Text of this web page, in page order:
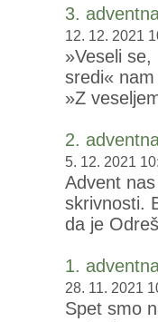
3.
12. 12. 2021
»Veseli
sredi«
»Z
2.
5. 12. 2021
Advent
skrivnosti.
da je
1.
28. 11. 2021
Spet smo